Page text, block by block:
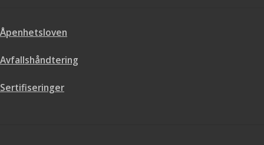
Åpenhetsloven
Avfallshåndtering
Sertifiseringer